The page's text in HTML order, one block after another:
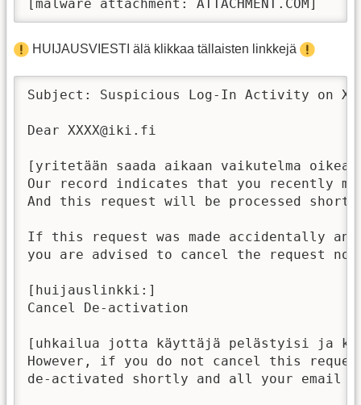
[malware attachment: ATTACHMENT.COM]
HUIJAUSVIESTI älä klikkaa tällaisten linkkejä
Subject: Suspicious Log-In Activity on
Dear XXXX@iki.fi
[yritetään saada aikaan vaikutelma
Our record indicates that you recently
And this request will be processed
If this request was made accidentally
you are advised to cancel the request now
[huijauslinkki:]
Cancel De-activation
[uhkailua jotta käyttäjä pelästyisi ja
However, if you do not cancel this
de-activated shortly and all your email